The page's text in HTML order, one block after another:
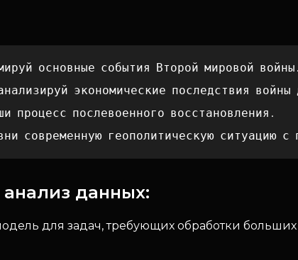
основные события Второй мировой войны.
экономические последствия войны
процесс послевоенного восстановления.
современную геополитическую ситуацию с
анализ данных:
для задач, требующих обработки